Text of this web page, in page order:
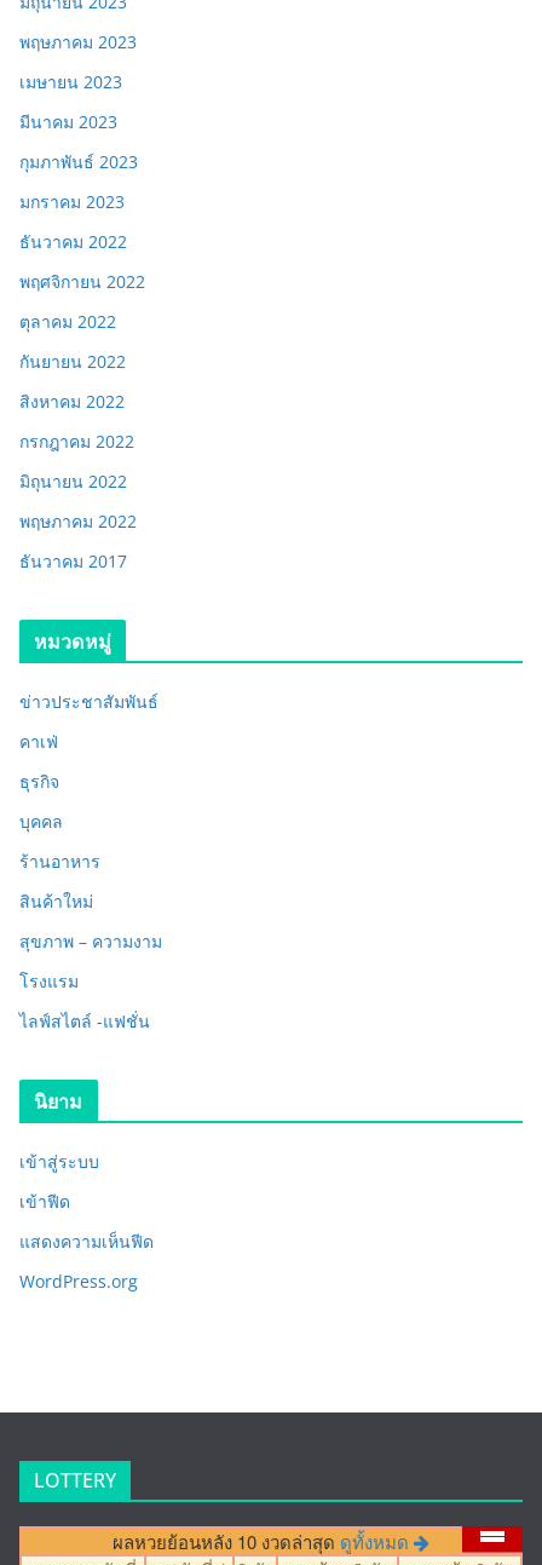
พฤษภาคม 2023
เมษายน 2023
มีนาคม 2023
กุมภาพันธ์ 2023
มกราคม 2023
ธันวาคม 2022
พฤศจิกายน 2022
ตุลาคม 2022
กันยายน 2022
สิงหาคม 2022
กรกฎาคม 2022
มิถุนายน 2022
พฤษภาคม 2022
ธันวาคม 2017
หมวดหมู่
ข่าวประชาสัมพันธ์
คาเฟ่
ธุรกิจ
บุคคล
ร้านอาหาร
สินค้าใหม่
สุขภาพ – ความงาม
โรงแรม
ไลฟ์สไตล์ -แฟชั่น
นิยาม
เข้าสู่ระบบ
เข้าฟีด
แสดงความเห็นฟีด
WordPress.org
LOTTERY